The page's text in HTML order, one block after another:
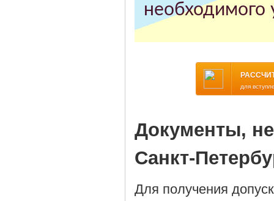
необходимого
для
Документы,
Санкт-
Для получения